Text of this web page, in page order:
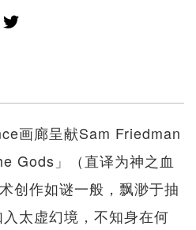
画廊呈献Sam Friedman
Gods」（直译为神之血
创作如谜一般，飘渺于抽
太虚幻境，不知身在何